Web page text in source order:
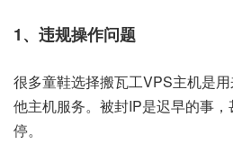
1、违规操作问题
很多童鞋选择搬瓦工VPS主机是
他主机服务。被封IP是迟早的事
停。